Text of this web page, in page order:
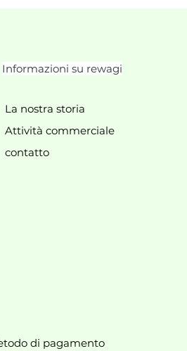
Informazioni su rewagi
La nostra storia
Attività commerciale
contatto
di pagamento